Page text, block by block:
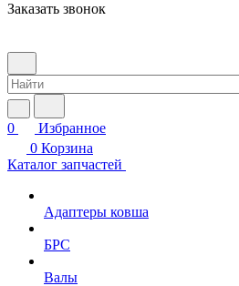
Заказать звонок
0
Избранное
0 Корзина
Каталог запчастей
Адаптеры ковша
БРС
Валы